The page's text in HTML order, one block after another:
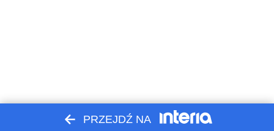
PRZEJDŹ NA